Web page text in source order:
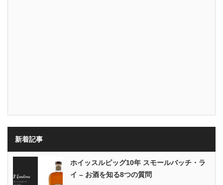
新着記事
ホイッスルピッグ10年 スモールバッチ・ラ
イ – お酒を知る8つの質問